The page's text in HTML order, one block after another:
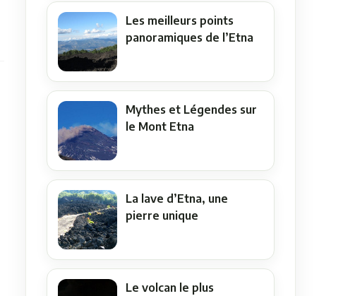
Les meilleurs points
panoramiques de l’Etna
Mythes et Légendes sur
le Mont Etna
La lave d’Etna, une
pierre unique
Le volcan le plus